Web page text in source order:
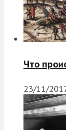
Что
23/11/